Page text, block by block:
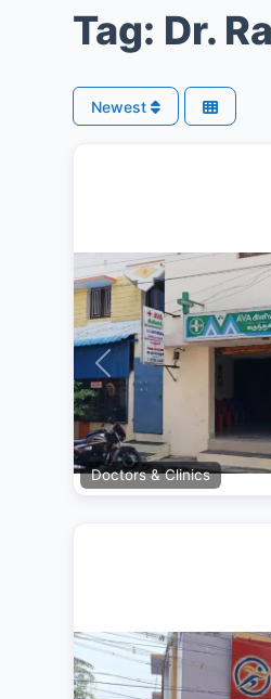
Tag: Dr.
Newest
Doctors & Clinics
Previous